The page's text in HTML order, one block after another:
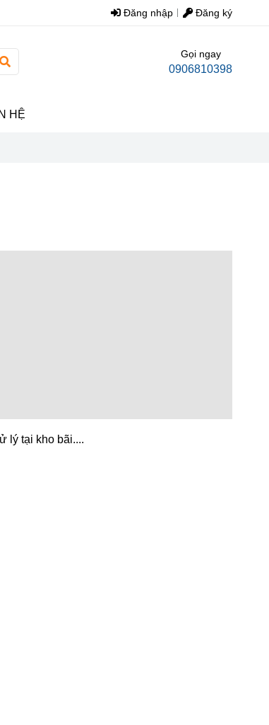
Đăng nhập Đăng ký
Gọi ngay
0906810398
HỆ
lý tại kho bãi....